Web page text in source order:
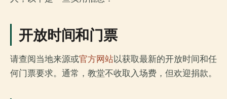
开放时间和门票
请查阅当地来源或官方网站以获取最新的开放时间和任
何门票要求。通常，教堂不收取入场费，但欢迎捐款。